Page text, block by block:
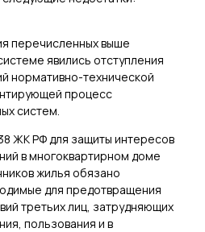
перечисленных выше
явились отступления
нормативно-технической
процесс
систем.
ЖК РФ для защиты интересов
в многоквартирном доме
жилья обязано
для предотвращения
третьих лиц, затрудняющих
пользования и в